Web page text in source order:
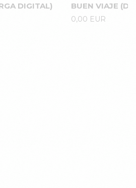
DIGITAL) BUEN VIAJE
0,00 EUR